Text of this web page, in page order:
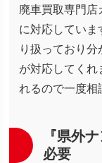
廃車買取専門店
に対応していま
り扱っており
が対応してくれ
れるので一度相
『県外
必要